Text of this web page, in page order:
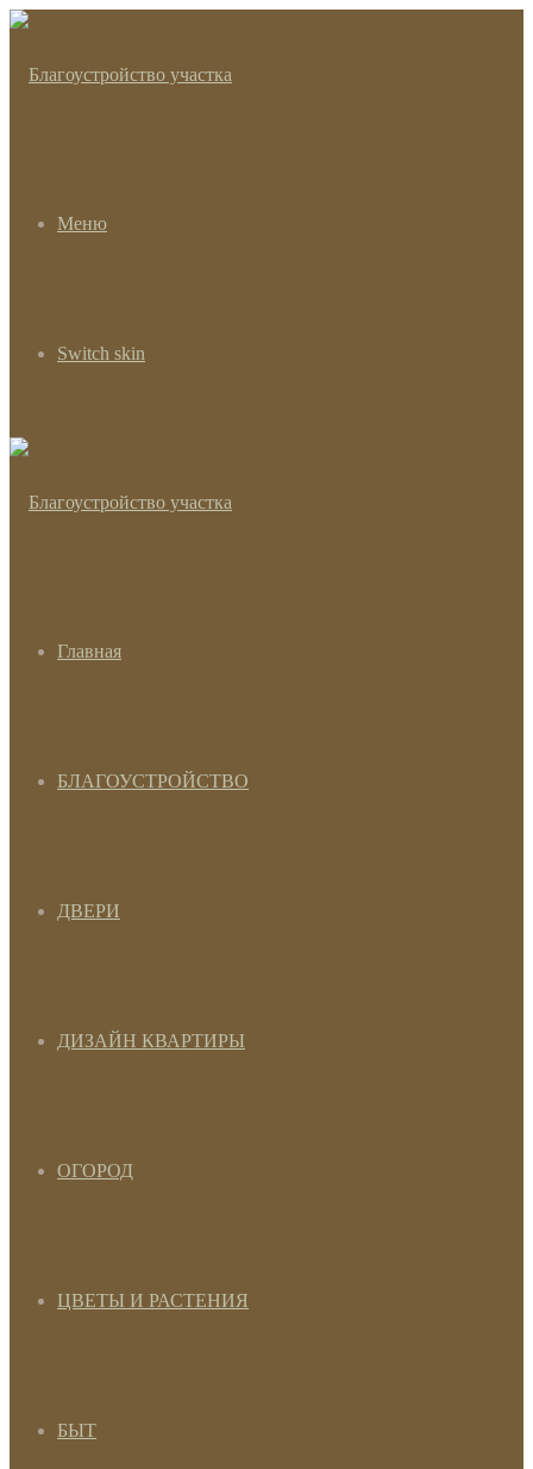
Меню
Switch skin
Главная
БЛАГОУСТРОЙСТВО
ДВЕРИ
ДИЗАЙН КВАРТИРЫ
ОГОРОД
ЦВЕТЫ И РАСТЕНИЯ
БЫТ